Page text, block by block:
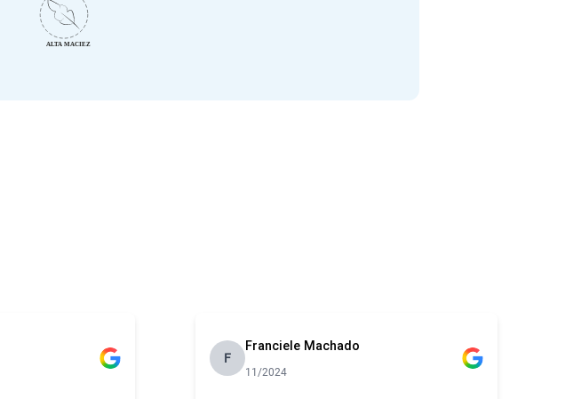
F
Franciele Machado
11/2024